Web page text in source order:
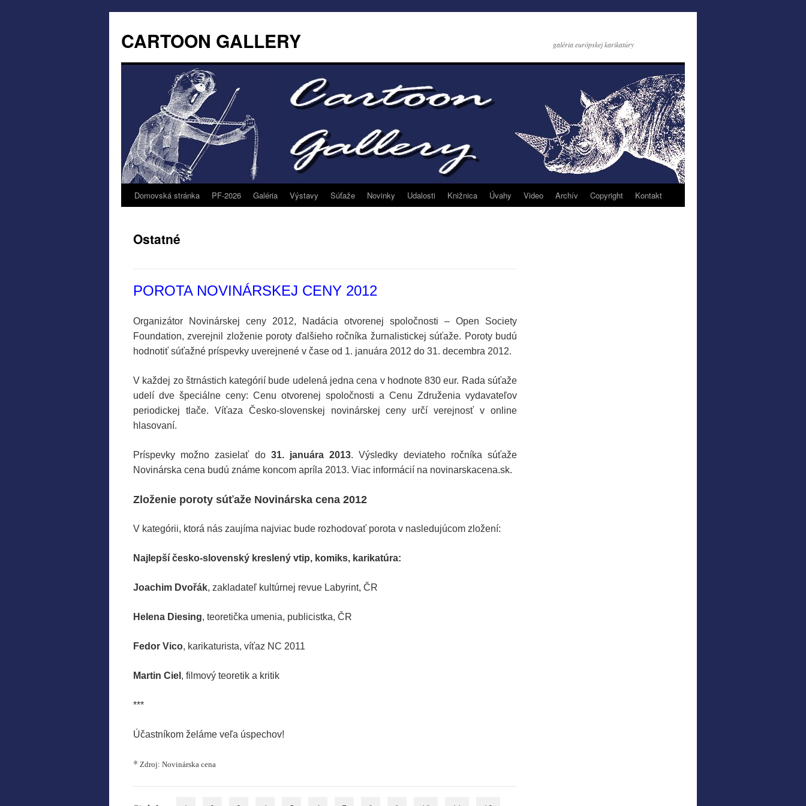
CARTOON GALLERY galéria európskej karikatúry
Domovská stránka PF-2026 Galéria Výstavy Súťaže Novinky Udalosti Knižnica Úvahy Video Archív Copyright Kontakt
Ostatné
POROTA NOVINÁRSKEJ CENY 2012
Organizátor Novinárskej ceny 2012, Nadácia otvorenej spoločnosti – Open Society
Foundation, zverejnil zloženie poroty ďalšieho ročníka žurnalistickej súťaže. Poroty budú
hodnotiť súťažné príspevky uverejnené v čase od 1. januára 2012 do 31. decembra 2012.
V každej zo štrnástich kategórií bude udelená jedna cena v hodnote 830 eur. Rada súťaže
udelí dve špeciálne ceny: Cenu otvorenej spoločnosti a Cenu Združenia vydavateľov
periodickej tlače. Víťaza Česko-slovenskej novinárskej ceny určí verejnosť v online
hlasovaní.
Príspevky možno zasielať do 31. januára 2013. Výsledky deviateho ročníka súťaže
Novinárska cena budú známe koncom apríla 2013. Viac informácií na novinarskacena.sk.
Zloženie poroty súťaže Novinárska cena 2012
V kategórii, ktorá nás zaujíma najviac bude rozhodovať porota v nasledujúcom zložení:
Najlepší česko-slovenský kreslený vtip, komiks, karikatúra:
Joachim Dvořák, zakladateľ kultúrnej revue Labyrint, ČR
Helena Diesing, teoretička umenia, publicistka, ČR
Fedor Vico, karikaturista, víťaz NC 2011
Martin Ciel , filmový teoretik a kritik
***
Účastníkom želáme veľa úspechov!
* Zdroj: Novinárska cena